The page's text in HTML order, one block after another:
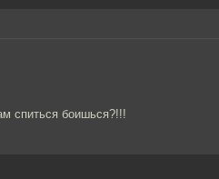
спиться боишься?!!!